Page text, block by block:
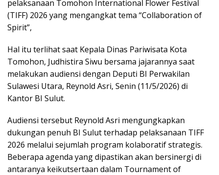
pelaksanaan Tomohon International Flower Festival
(TIFF) 2026 yang mengangkat tema “Collaboration of
Spirit”,
Hal itu terlihat saat Kepala Dinas Pariwisata Kota
Tomohon, Judhistira Siwu bersama jajarannya saat
melakukan audiensi dengan Deputi BI Perwakilan
Sulawesi Utara, Reynold Asri, Senin (11/5/2026) di
Kantor BI Sulut.
Audiensi tersebut Reynold Asri mengungkapkan
dukungan penuh BI Sulut terhadap pelaksanaan TIFF
2026 melalui sejumlah program kolaboratif strategis.
Beberapa agenda yang dipastikan akan bersinergi di
antaranya keikutsertaan dalam Tournament of